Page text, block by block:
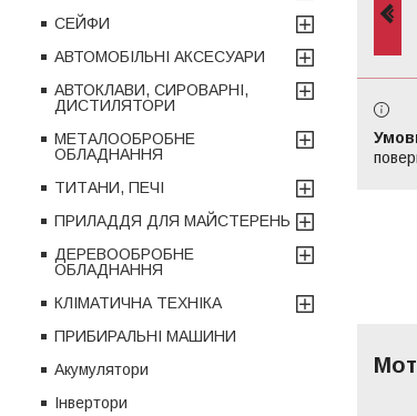
СЕЙФИ
АВТОМОБІЛЬНІ АКСЕСУАРИ
АВТОКЛАВИ, СИРОВАРНІ,
ДИСТИЛЯТОРИ
МЕТАЛООБРОБНЕ
ОБЛАДНАННЯ
ТИТАНИ, ПЕЧІ
ПРИЛАДДЯ ДЛЯ МАЙСТЕРЕНЬ
ДЕРЕВООБРОБНЕ
ОБЛАДНАННЯ
КЛІМАТИЧНА ТЕХНІКА
ПРИБИРАЛЬНІ МАШИНИ
Акумулятори
Інвертори